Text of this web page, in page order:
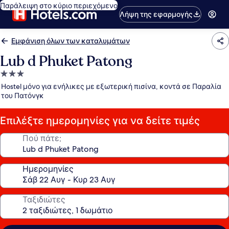
Παράλειψη στο κύριο περιεχόμενο
Λήψη της εφαρμογής
Εμφάνιση όλων των καταλυμάτων
Lub d Phuket Patong
Κατάλυμα
με
3.0
αστέρια
Hostel μόνο για ενήλικες με εξωτερική πισίνα, κοντά σε Παραλία
του Πατόνγκ
Επιλέξτε ημερομηνίες για να δείτε τιμές
Πού πάτε;
Ημερομηνίες
Ταξιδιώτες